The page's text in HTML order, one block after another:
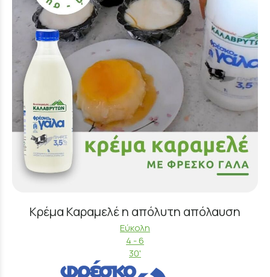
Κρέμα Καραμελέ η απόλυτη απόλαυση
Εύκολη
4 - 6
30'